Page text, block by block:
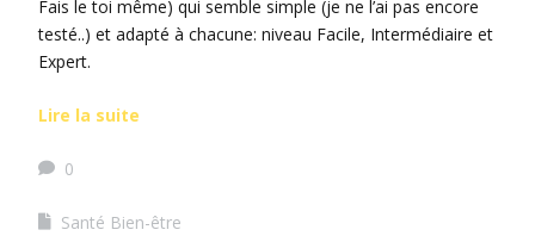
Fais le toi même) qui semble simple (je ne l’ai pas encore
testé..) et adapté à chacune: niveau Facile, Intermédiaire et
Expert.
Lire la suite
0
Santé Bien-être